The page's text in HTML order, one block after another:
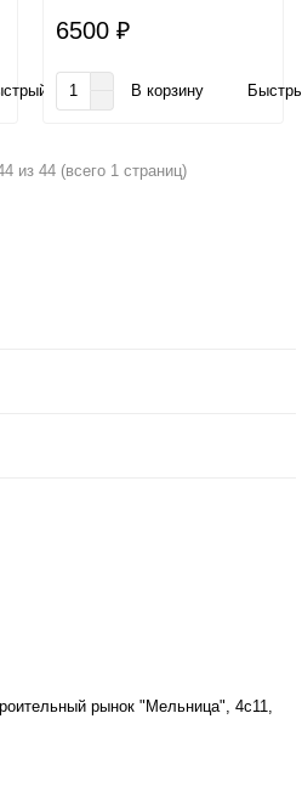
заказ
6500 ₽
В корзину
из 44 (всего 1 страниц)
рынок "Мельница", 4с11,